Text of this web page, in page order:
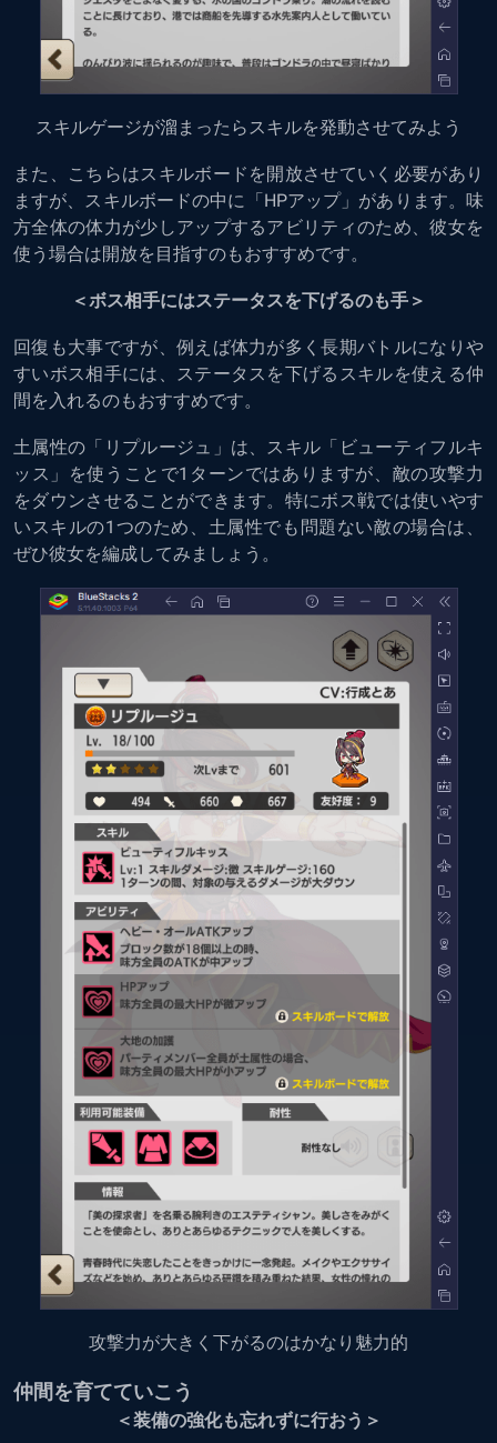
スキルゲージが溜まったらスキルを発動させてみよう
また、こちらはスキルボードを開放させていく必要があり
ますが、スキルボードの中に「HPアップ」があります。味
方全体の体力が少しアップするアビリティのため、彼女を
使う場合は開放を目指すのもおすすめです。
＜ボス相手にはステータスを下げるのも手＞
回復も大事ですが、例えば体力が多く長期バトルになりや
すいボス相手には、ステータスを下げるスキルを使える仲
間を入れるのもおすすめです。
土属性の「リプルージュ」は、スキル「ビューティフルキ
ッス」を使うことで1ターンではありますが、敵の攻撃力
をダウンさせることができます。特にボス戦では使いやす
いスキルの1つのため、土属性でも問題ない敵の場合は、
ぜひ彼女を編成してみましょう。
攻撃力が大きく下がるのはかなり魅力的
仲間を育てていこう
＜装備の強化も忘れずに行おう＞